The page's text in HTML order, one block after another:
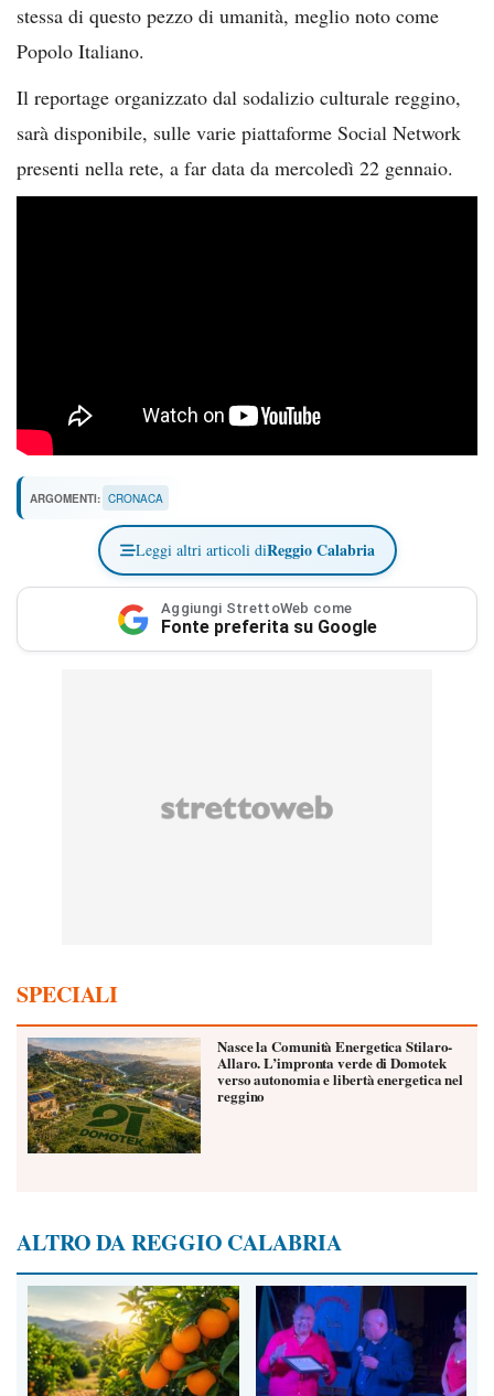
stessa di questo pezzo di umanità, meglio noto come
Popolo Italiano.
Il reportage organizzato dal sodalizio culturale reggino,
sarà disponibile, sulle varie piattaforme Social Network
presenti nella rete, a far data da mercoledì 22 gennaio.
ARGOMENTI: CRONACA
Leggi altri articoli diReggio Calabria
Aggiungi StrettoWeb come
Fonte preferita su Google
SPECIALI
Nasce la Comunità Energetica Stilaro-
Allaro. L’impronta verde di Domotek
verso autonomia e libertà energetica nel
reggino
ALTRO DA REGGIO CALABRIA